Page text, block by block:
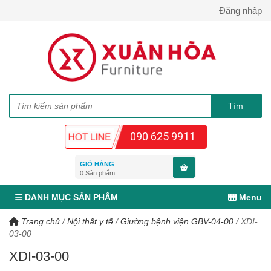
Đăng nhập
090 625 9911
GIỎ HÀNG
0 Sản phẩm
DANH MỤC SẢN PHẨM Menu
Trang chủ /Nội thất y tế/Giường bệnh viện GBV-04-00 / XDI-
03-00
XDI-03-00